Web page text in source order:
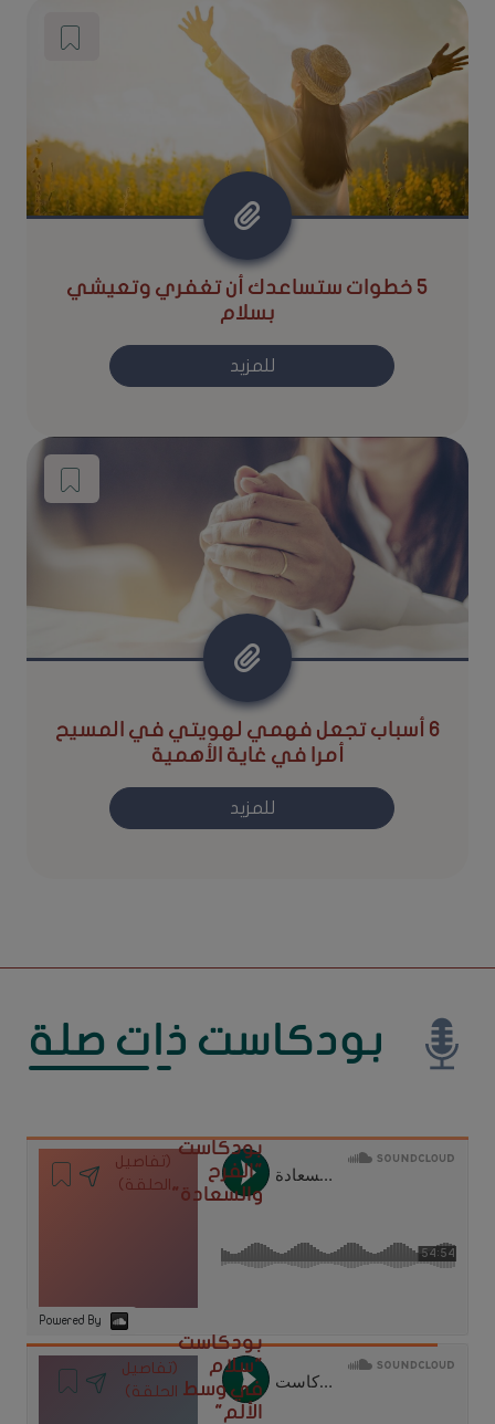
5 خطوات ستساعدك أن تغفري وتعيشي
بسلام
للمزيد
٦ أسباب تجعل فهمي لهويتي في المسيح
أمرا في غاية الأهمية
للمزيد
بودكاست ذات صلة
بودكاست
"الفرح
والسعادة"
(تفاصيل
الحلقة)
Powered By
بودكاست
"سلام
في وسط
الألم"
(تفاصيل
الحلقة)